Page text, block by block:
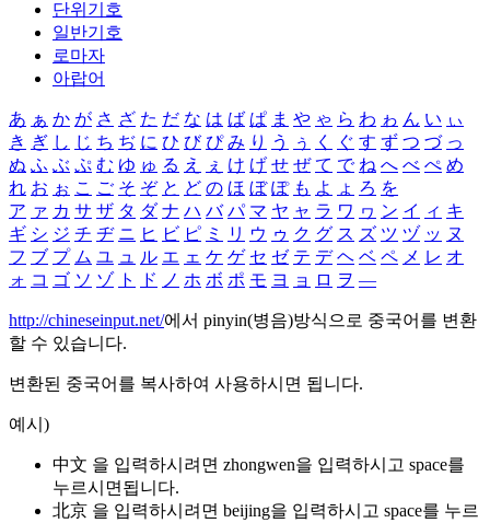
단위기호
일반기호
로마자
아랍어
あ ぁ か が さ ざ た だ な は ば ぱ ま や ゃ ら わ ゎ ん い ぃ
き ぎ し じ ち ぢ に ひ び ぴ み り う ぅ く ぐ す ず つ づ っ
ぬ ふ ぶ ぷ む ゆ ゅ る え ぇ け げ せ ぜ て で ね へ べ ぺ め
れ お ぉ こ ご そ ぞ と ど の ほ ぼ ぽ も よ ょ ろ を
ア ァ カ サ ザ タ ダ ナ ハ バ パ マ ヤ ャ ラ ワ ヮ ン イ ィ キ
ギ シ ジ チ ヂ ニ ヒ ビ ピ ミ リ ウ ゥ ク グ ス ズ ツ ヅ ッ ヌ
フ ブ プ ム ユ ュ ル エ ェ ケ ゲ セ ゼ テ デ ヘ ベ ペ メ レ オ
ォ コ ゴ ソ ゾ ト ド ノ ホ ボ ポ モ ヨ ョ ロ ヲ ―
http://chineseinput.net/에서 pinyin(병음)방식으로 중국어를 변환
할 수 있습니다.
변환된 중국어를 복사하여 사용하시면 됩니다.
예시)
中文 을 입력하시려면 zhongwen을 입력하시고 space를
누르시면됩니다.
北京 을 입력하시려면 beijing을 입력하시고 space를 누르